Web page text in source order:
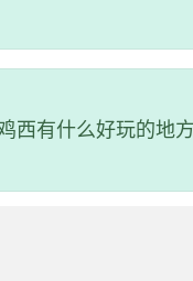
饶市婺源县大鄣山乡通
周边的古村落和名树
西有什么好玩的地方